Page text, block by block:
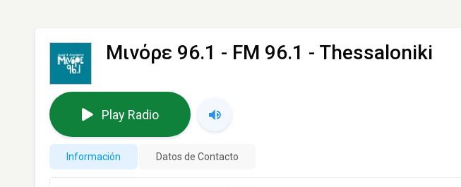
Μινόρε 96.1 - FM 96.1 - Thessaloniki
Play Radio
Información Datos de Contacto